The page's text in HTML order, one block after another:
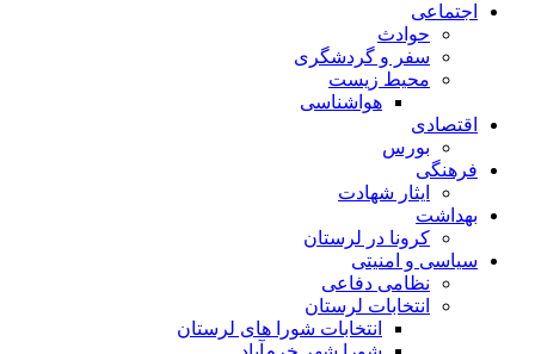
اجتماعی
حوادث
سفر و گردشگری
محیط زیست
هواشناسی
اقتصادی
بورس
فرهنگی
ایثار شهادت
بهداشت
کرونا در لرستان
سیاسی و امنیتی
نظامی دفاعی
انتخابات لرستان
انتخابات شورا های لرستان